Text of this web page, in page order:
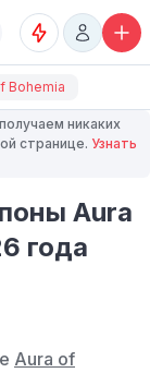
Bohemia
никаких
странице. Узнать
Aura
года
Aura of